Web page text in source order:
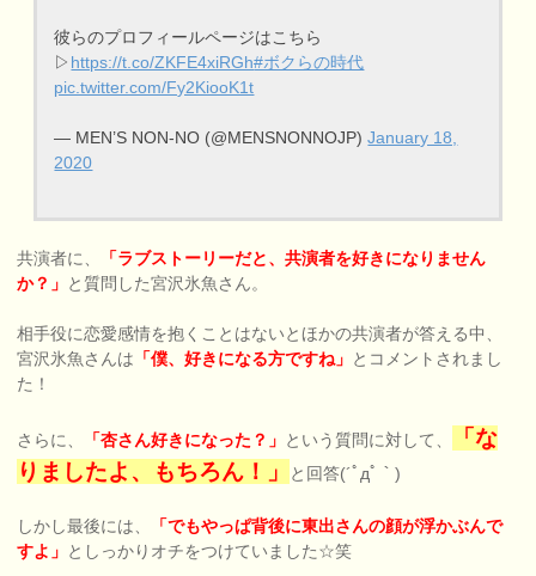
彼らのプロフィールページはこちら
▷ https://t.co/ZKFE4xiRGh#ボクらの時代
pic.twitter.com/Fy2KiooK1t
— MEN’S NON-NO (@MENSNONNOJP)January 18,
2020
共演者に、
「ラブストーリーだと、共演者を好きになりません
か？」 と質問した宮沢氷魚さん。
相手役に恋愛感情を抱くことはないとほかの共演者が答える中、
宮沢氷魚さんは 「僕、好きになる方ですね」 とコメントされまし
た！
さらに、 「杏さん好きになった？」 という質問に対して、
「な
りましたよ、もちろん！」
と回答(´ﾟдﾟ｀)
しかし最後には、
「でもやっぱ背後に東出さんの顔が浮かぶんで
すよ」 としっかりオチをつけていました☆笑